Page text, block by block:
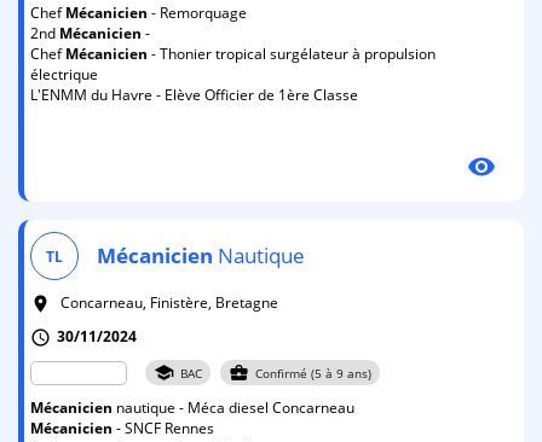
ChefMécanicien - Remorquage
2nd Mécanicien -
ChefMécanicien - Thonier tropical surgélateur à propulsion
électrique
L'ENMM du Havre - Elève Officier de 1ère Classe
visibility
TL Mécanicien Nautique
room
Concarneau, Finistère, Bretagne
schedule 30/11/2024
school BAC business_center Confirmé (5 à 9 ans)
Mécanicien nautique - Méca diesel Concarneau
Mécanicien - SNCF Rennes